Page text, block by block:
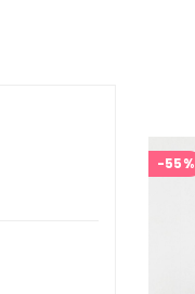
-55%